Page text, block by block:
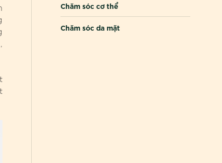
Chăm sóc cơ thể
Chăm sóc da mặt